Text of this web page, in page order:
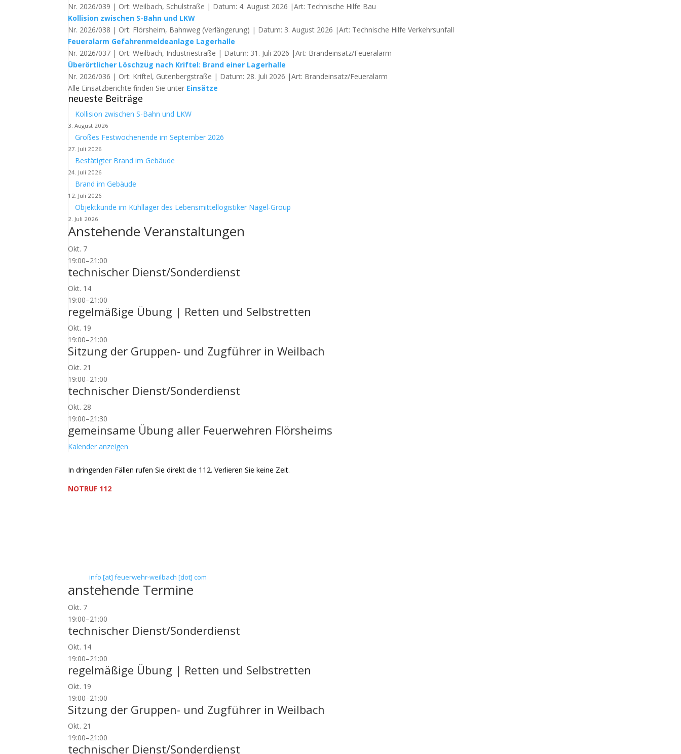
Nr. 2026/039 | Ort: Weilbach, Schulstraße | Datum: 4. August 2026 |Art: Technische Hilfe Bau
Kollision zwischen S-Bahn und LKW
Nr. 2026/038 | Ort: Flörsheim, Bahnweg (Verlängerung) | Datum: 3. August 2026 |Art: Technische Hilfe Verkehrsunfall
Feueralarm Gefahrenmeldeanlage Lagerhalle
Nr. 2026/037 | Ort: Weilbach, Industriestraße | Datum: 31. Juli 2026 |Art: Brandeinsatz/Feueralarm
Überörtlicher Löschzug nach Kriftel: Brand einer Lagerhalle
Nr. 2026/036 | Ort: Kriftel, Gutenbergstraße | Datum: 28. Juli 2026 |Art: Brandeinsatz/Feueralarm
Alle Einsatzberichte finden Sie unter Einsätze
neueste Beiträge
Kollision zwischen S-Bahn und LKW
3. August 2026
Großes Festwochenende im September 2026
27. Juli 2026
Bestätigter Brand im Gebäude
24. Juli 2026
Brand im Gebäude
12. Juli 2026
Objektkunde im Kühllager des Lebensmittellogistiker Nagel-Group
2. Juli 2026
Anstehende Veranstaltungen
Okt. 7
19:00–21:00
technischer Dienst/Sonderdienst
Okt. 14
19:00–21:00
regelmäßige Übung | Retten und Selbstretten
Okt. 19
19:00–21:00
Sitzung der Gruppen- und Zugführer in Weilbach
Okt. 21
19:00–21:00
technischer Dienst/Sonderdienst
Okt. 28
19:00–21:30
gemeinsame Übung aller Feuerwehren Flörsheims
Kalender anzeigen
In dringenden Fällen rufen Sie direkt die 112. Verlieren Sie keine Zeit.
NOTRUF 112
E-Mail:info [at] feuerwehr-weilbach [dot] com
anstehende Termine
Okt. 7
19:00–21:00
technischer Dienst/Sonderdienst
Okt. 14
19:00–21:00
regelmäßige Übung | Retten und Selbstretten
Okt. 19
19:00–21:00
Sitzung der Gruppen- und Zugführer in Weilbach
Okt. 21
19:00–21:00
technischer Dienst/Sonderdienst